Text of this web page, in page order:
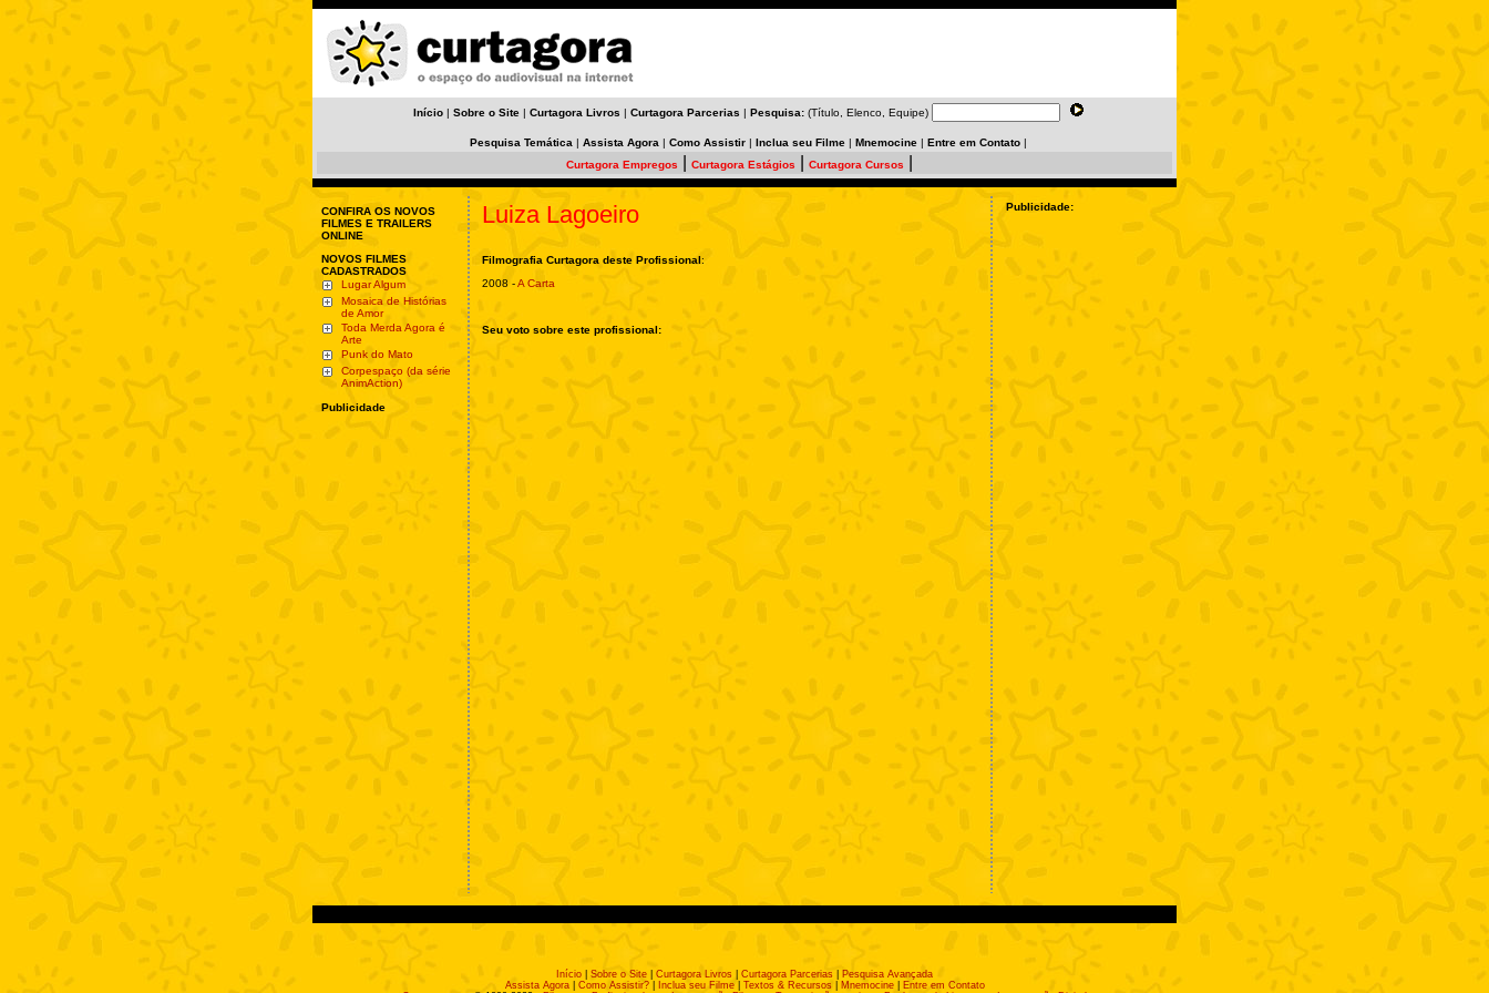
Início | Sobre o Site | Curtagora Livros | Curtagora Parcerias | Pesquisa: (Título, Elenco, Equipe)
Pesquisa Temática | Assista Agora | Como Assistir | Inclua seu Filme | Mnemocine | Entre em Contato |
Curtagora Empregos
Curtagora Estágios Curtagora Cursos
CONFIRA OS NOVOS
FILMES E TRAILERS
ONLINE
NOVOS FILMES
CADASTRADOS
Lugar Algum
Mosaica de Histórias
de Amor
Toda Merda Agora é
Arte
Punk do Mato
Corpespaço (da série
AnimAction)
Publicidade
Luiza Lagoeiro
Filmografia Curtagora deste Profissional:
2008 -A Carta
Seu voto sobre este profissional:
Publicidade:
Início Sobre o Site Curtagora Livros Curtagora Parcerias
Pesquisa Avançada
Assista Agora| Como Assistir?| Inclua seu Filme| Textos & Recursos Mnemocine|
Entre em Contato